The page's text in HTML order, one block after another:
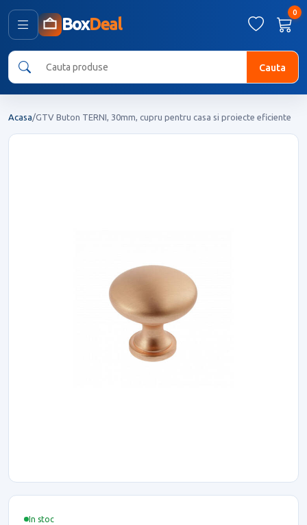
BoxDeal
0
Cauta
Acasa/GTV Buton TERNI, 30mm, cupru pentru casa si proiecte eficiente
In stoc